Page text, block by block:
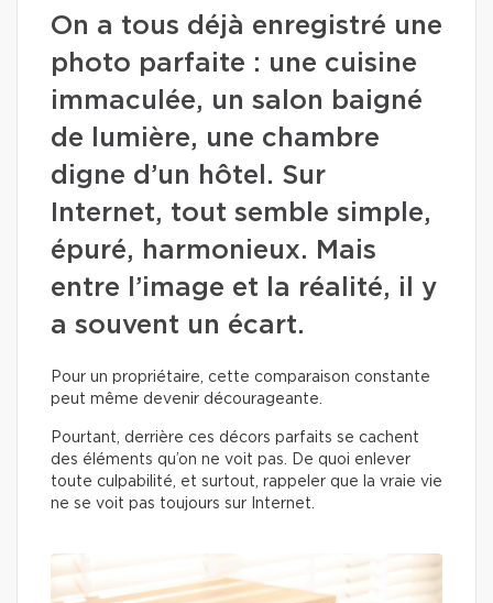
On a tous déjà enregistré une
photo parfaite : une cuisine
immaculée, un salon baigné
de lumière, une chambre
digne d’un hôtel. Sur
Internet, tout semble simple,
épuré, harmonieux. Mais
entre l’image et la réalité, il y
a souvent un écart.
Pour un propriétaire, cette comparaison constante
peut même devenir décourageante.
Pourtant, derrière ces décors parfaits se cachent
des éléments qu’on ne voit pas. De quoi enlever
toute culpabilité, et surtout, rappeler que la vraie vie
ne se voit pas toujours sur Internet.